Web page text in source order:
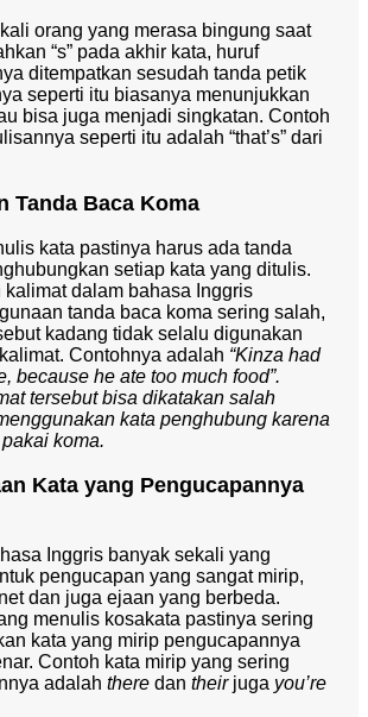
orang yang merasa bingung saat
“s” pada akhir kata, huruf
ditempatkan sesudah tanda petik
seperti itu biasanya menunjukkan
bisa juga menjadi singkatan. Contoh
seperti itu adalah “that’s” dari
Tanda Baca Koma
kata pastinya harus ada tanda
setiap kata yang ditulis.
kalimat dalam bahasa Inggris
tanda baca koma sering salah,
kadang tidak selalu digunakan
Contohnya adalah “Kinza had
because he ate too much food”.
tersebut bisa dikatakan salah
kata penghubung karena
koma.
Kata yang Pengucapannya
Inggris banyak sekali yang
pengucapan yang sangat mirip,
dan juga ejaan yang berbeda.
menulis kosakata pastinya sering
kata yang mirip pengucapannya
Contoh kata mirip yang sering
adalah there dan theirjuga you’re